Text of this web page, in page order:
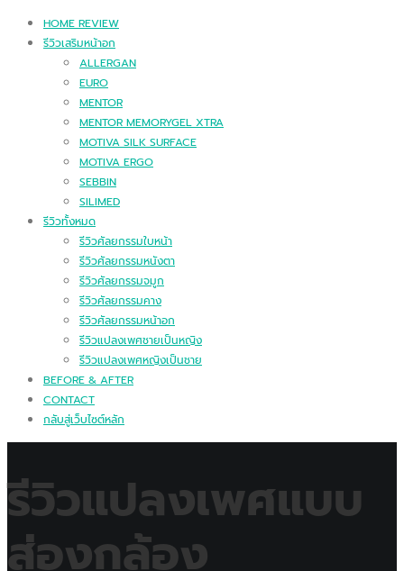
HOME REVIEW
รีวิวเสริมหน้าอก
ALLERGAN
EURO
MENTOR
MENTOR MEMORYGEL XTRA
MOTIVA SILK SURFACE
MOTIVA ERGO
SEBBIN
SILIMED
รีวิวทั้งหมด
รีวิวศัลยกรรมใบหน้า
รีวิวศัลยกรรมหนังตา
รีวิวศัลยกรรมจมูก
รีวิวศัลยกรรมคาง
รีวิวศัลยกรรมหน้าอก
รีวิวแปลงเพศชายเป็นหญิง
รีวิวแปลงเพศหญิงเป็นชาย
BEFORE & AFTER
CONTACT
กลับสู่เว็บไซต์หลัก
รีวิวแปลงเพศแบบ
ส่องกล้อง